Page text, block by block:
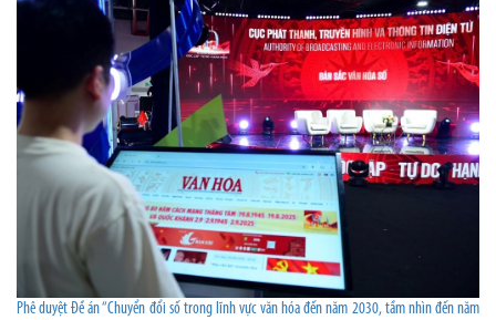
Phê duyệt Đề án “Chuyển đổi số trong lĩnh vực văn hóa đến năm 2030, tầm nhìn đến năm